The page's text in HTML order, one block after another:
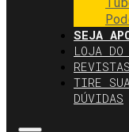
SEJA
LOJA
REVISTAS
TIRE
DÚVIDAS